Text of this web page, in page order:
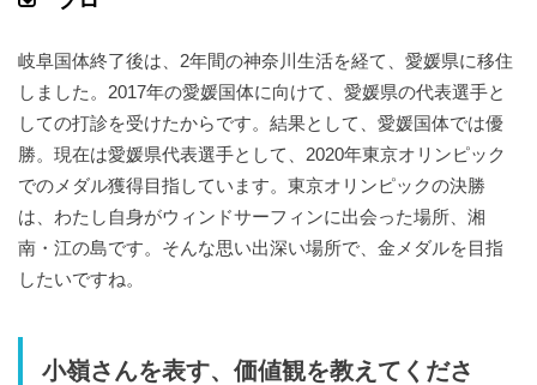
岐阜国体終了後は、2年間の神奈川生活を経て、愛媛県に移住
しました。2017年の愛媛国体に向けて、愛媛県の代表選手と
しての打診を受けたからです。結果として、愛媛国体では優
勝。現在は愛媛県代表選手として、2020年東京オリンピック
でのメダル獲得目指しています。東京オリンピックの決勝
は、わたし自身がウィンドサーフィンに出会った場所、湘
南・江の島です。そんな思い出深い場所で、金メダルを目指
したいですね。
小嶺さんを表す、価値観を教えてくださ